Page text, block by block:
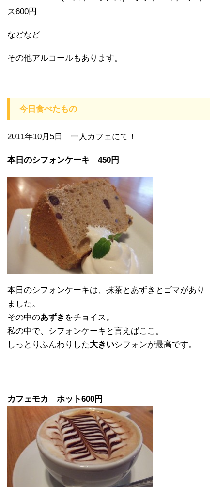
ス600円
などなど
その他アルコールもあります。
今日食べたもの
2011年10月5日 一人カフェにて！
本日のシフォンケーキ 450円
本日のシフォンケーキは、抹茶とあずきとゴマがあり
ました。
その中のあずき をチョイス。
私の中で、シフォンケーキと言えばここ。
しっとりふんわりした大きいシフォンが最高です。
カフェモカ ホット600円